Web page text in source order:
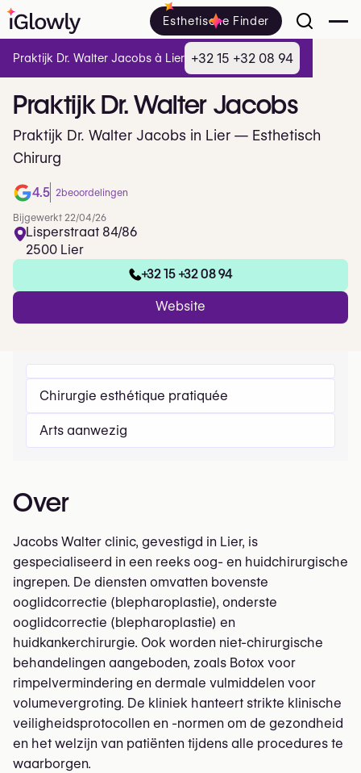
Esthetische Finder
PraktijkDr.Walter Jacobs
Praktijk Dr. Walter Jacobs in Lier — Esthetisch
Chirurg
4.5 2beoordelingen
Bijgewerkt 22/04/26
Lisperstraat 84/86
2500 Lier
+32 15 +32 08 94
Website
Chirurgie esthétique pratiquée
Arts aanwezig
Over
Jacobs Walter clinic, gevestigd in Lier, is
gespecialiseerd in een reeks oog- en huidchirurgische
ingrepen. De diensten omvatten bovenste
ooglidcorrectie (blepharoplastie), onderste
ooglidcorrectie (blepharoplastie) en
huidkankerchirurgie. Ook worden niet-chirurgische
behandelingen aangeboden, zoals Botox voor
rimpelvermindering en dermale vulmiddelen voor
volumevergroting. De kliniek hanteert strikte klinische
veiligheidsprotocollen en -normen om de gezondheid
en het welzijn van patiënten tijdens alle procedures te
waarborgen.
Praktijk Dr. Walter Jacobs à Lier +32 15 +32 08 94